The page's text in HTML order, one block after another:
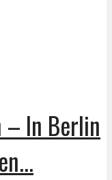
– In Berlin